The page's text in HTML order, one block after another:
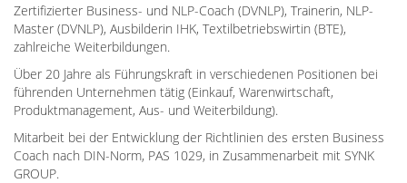
Zertifizierter Business- und NLP-Coach (DVNLP), Trainerin, NLP-
Master (DVNLP), Ausbilderin IHK, Textilbetriebswirtin (BTE),
zahlreiche Weiterbildungen.
Über 20 Jahre als Führungskraft in verschiedenen Positionen bei
führenden Unternehmen tätig (Einkauf, Warenwirtschaft,
Produktmanagement, Aus- und Weiterbildung).
Mitarbeit bei der Entwicklung der Richtlinien des ersten Business
Coach nach DIN-Norm, PAS 1029, in Zusammenarbeit mit SYNK
GROUP.